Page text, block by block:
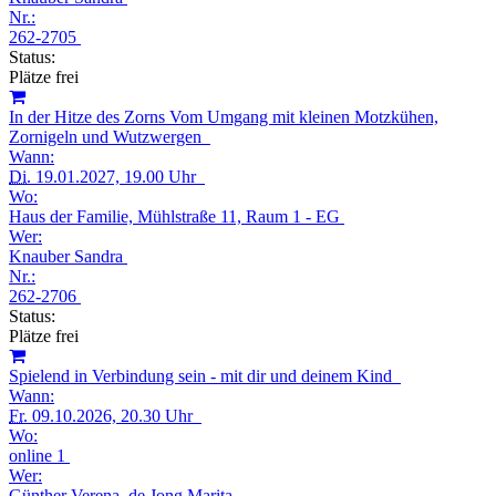
Nr.:
262-2705
Status:
Plätze frei
In der Hitze des Zorns Vom Umgang mit kleinen Motzkühen,
Zornigeln und Wutzwergen
Wann:
Di. 19.01.2027, 19.00 Uhr
Wo:
Haus der Familie, Mühlstraße 11, Raum 1 - EG
Wer:
Knauber Sandra
Nr.:
262-2706
Status:
Plätze frei
Spielend in Verbindung sein - mit dir und deinem Kind
Wann:
Fr. 09.10.2026, 20.30 Uhr
Wo:
online 1
Wer: